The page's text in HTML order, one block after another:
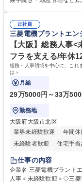
幅広く経験を積みたい意欲があ
務・人事】未経験歓迎/日
指す
のご経験 ■労務管理（給与
■衛生管理者の資格をお持ちの方 学歴・資格 学歴：大学院
専修学校 高校 語学力： 資
正社員
三菱電機プラントエン
【大阪】総務人事
フラを支える/年休
総務・人事領域を中心に、これ
は＞
月給
29万5000円～33万
勤務地
大阪府大阪市北区
業界未経験歓迎
年間
未経験者歓迎
住宅手当
退職金あり
駅近5分以内
土日祝休
仕事の内容
企業名 三菱電機プラントエンジニア
人事＜未経験歓迎＞◇三菱